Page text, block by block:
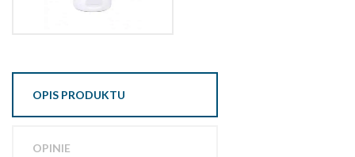
OPIS PRODUKTU
OPINIE